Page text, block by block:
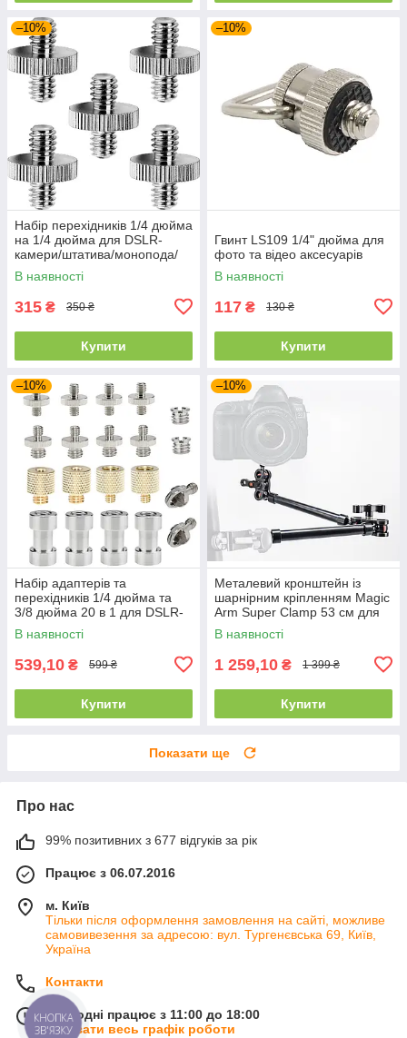
–10%
Набір перехідників 1/4 дюйма
на 1/4 дюйма для DSLR-
камери/штатива/монопода/
кульової головки/спалаху
В наявності
315 ₴ 350 ₴
Купити
–10%
Гвинт LS109 1/4" дюйма для
фото та відео аксесуарів
В наявності
117 ₴ 130 ₴
Купити
–10%
Набір адаптерів та
перехідників 1/4 дюйма та
3/8 дюйма 20 в 1 для DSLR-
камери/штативу/моноподу/
кульової головки
В наявності
539,10 ₴ 599 ₴
Купити
–10%
Металевий кронштейн із
шарнірним кріпленням Magic
Arm Super Clamp 53 см для
фото та відео техніки
В наявності
1 259,10 ₴ 1 399 ₴
Купити
Показати ще
Про нас
99% позитивних з 677 відгуків за рік
Працює з 06.07.2016
м. Київ
Тільки після оформлення замовлення на сайті, можливе
самовивезення за адресою: вул. Тургенєвська 69, Київ,
Україна
Контакти
Сьогодні працює з 11:00 до 18:00
Показати весь графік роботи
КНОПКА
ЗВ'ЯЗКУ